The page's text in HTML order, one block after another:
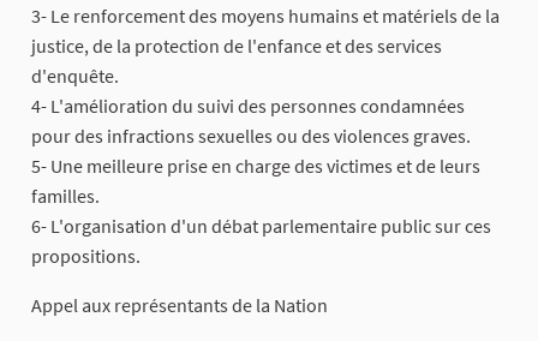
3- Le renforcement des moyens humains et matériels de la
justice, de la protection de l'enfance et des services
d'enquête.
4- L'amélioration du suivi des personnes condamnées
pour des infractions sexuelles ou des violences graves.
5- Une meilleure prise en charge des victimes et de leurs
familles.
6- L'organisation d'un débat parlementaire public sur ces
propositions.
Appel aux représentants de la Nation